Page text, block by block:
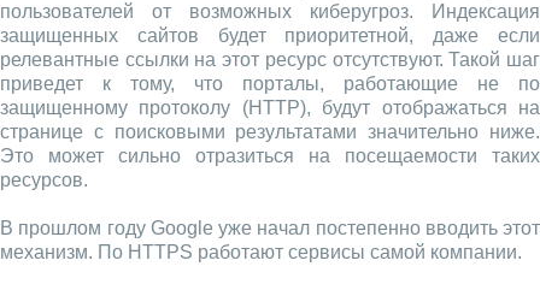
пользователей от возможных киберугроз. Индексация
защищенных сайтов будет приоритетной, даже если
релевантные ссылки на этот ресурс отсутствуют. Такой шаг
приведет к тому, что порталы, работающие не по
защищенному протоколу (HTTP), будут отображаться на
странице с поисковыми результатами значительно ниже.
Это может сильно отразиться на посещаемости таких
ресурсов.
В прошлом году Google уже начал постепенно вводить этот
механизм. По HTTPS работают сервисы самой компании.